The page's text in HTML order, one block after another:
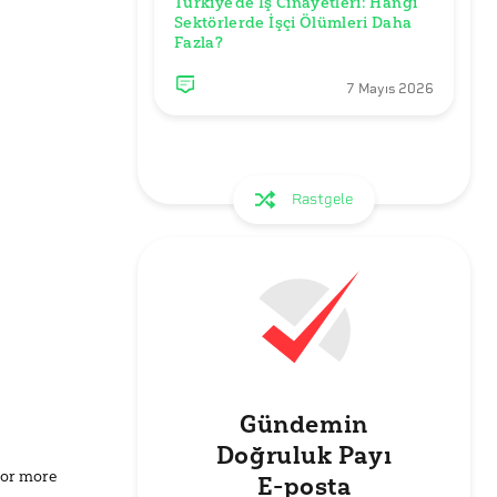
more
Sektörlerde İşçi Ölümleri Daha
7 Mayıs 2026
Rastgele
Gündemin
Doğruluk Payı
E-posta